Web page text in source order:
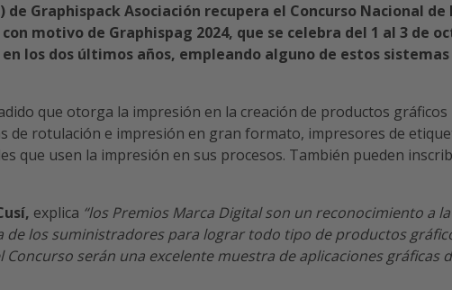
de Graphispack Asociación recupera el Concurso Nacional
motivo de Graphispag 2024, que se celebra del 1 al 3 de
los dos últimos años, empleando alguno de estos
que otorga la impresión en la creación de productos
de rotulación e impresión en gran formato, impresores de
que usen la impresión en sus procesos. También pueden
explica “los Premios Marca Digital son un reconocimiento a
los suministradores para lograr todo tipo de productos
Concurso serán una excelente muestra de aplicaciones gráficas